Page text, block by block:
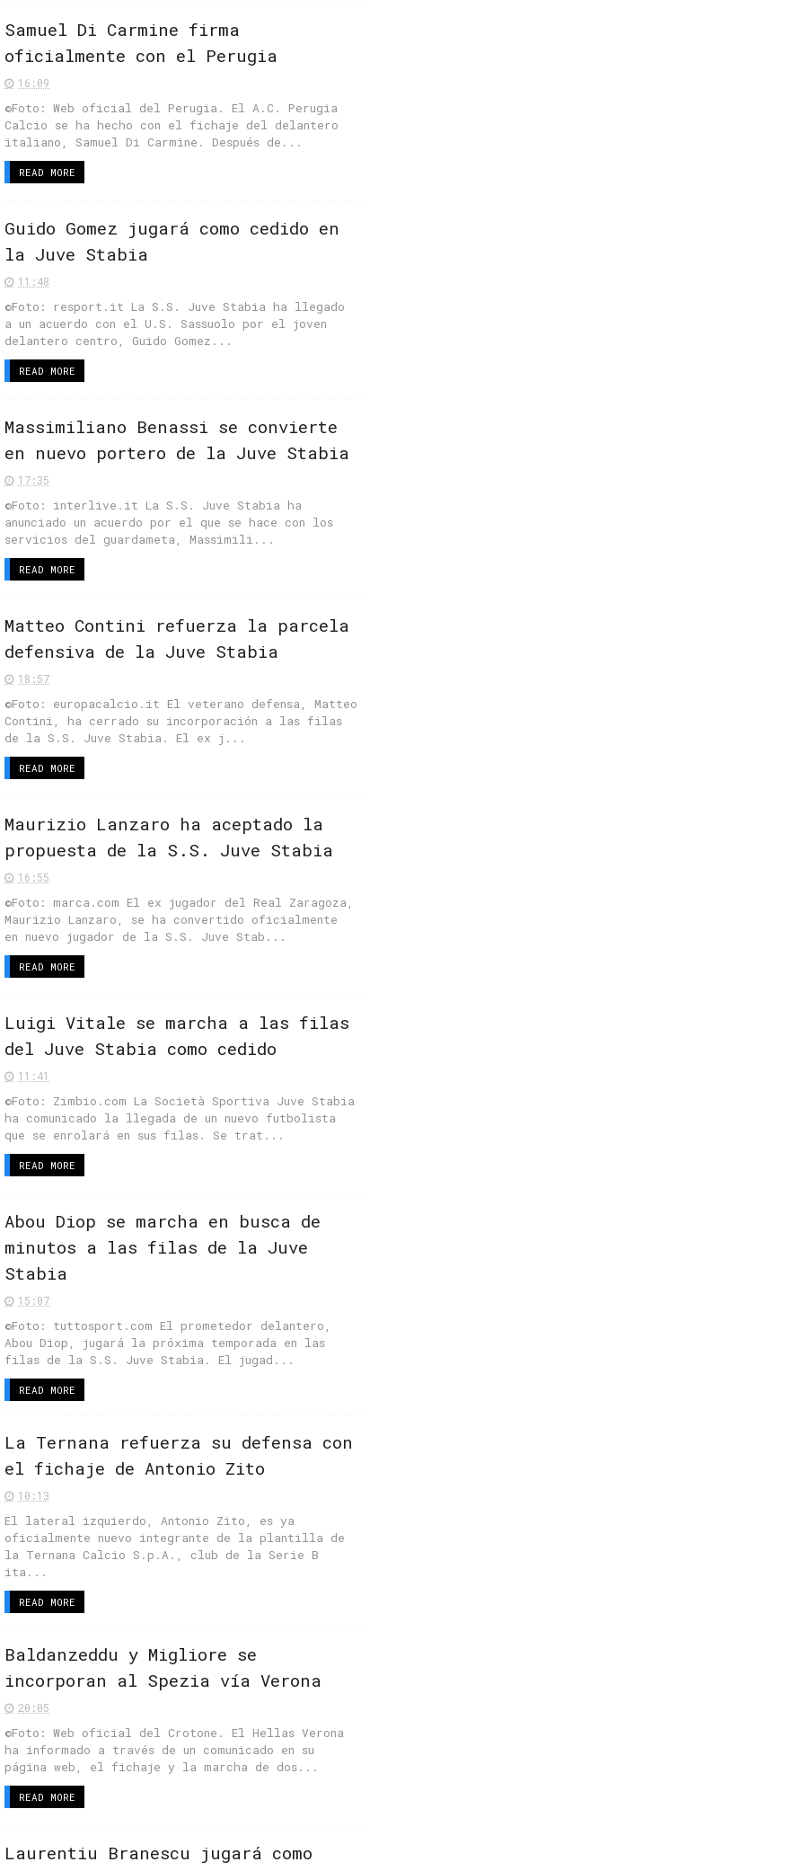
Samuel Di Carmine firma
oficialmente con el Perugia
16:09
©Foto: Web oficial del Perugia. El A.C. Perugia
Calcio se ha hecho con el fichaje del delantero
italiano, Samuel Di Carmine. Después de...
READ MORE
Guido Gomez jugará como cedido en
la Juve Stabia
11:48
©Foto: resport.it La S.S. Juve Stabia ha llegado
a un acuerdo con el U.S. Sassuolo por el joven
delantero centro, Guido Gomez...
READ MORE
Massimiliano Benassi se convierte
en nuevo portero de la Juve Stabia
17:35
©Foto: interlive.it La S.S. Juve Stabia ha
anunciado un acuerdo por el que se hace con los
servicios del guardameta, Massimili...
READ MORE
Matteo Contini refuerza la parcela
defensiva de la Juve Stabia
18:57
©Foto: europacalcio.it El veterano defensa, Matteo
Contini, ha cerrado su incorporación a las filas
de la S.S. Juve Stabia. El ex j...
READ MORE
Maurizio Lanzaro ha aceptado la
propuesta de la S.S. Juve Stabia
16:55
©Foto: marca.com El ex jugador del Real Zaragoza,
Maurizio Lanzaro, se ha convertido oficialmente
en nuevo jugador de la S.S. Juve Stab...
READ MORE
Luigi Vitale se marcha a las filas
del Juve Stabia como cedido
11:41
©Foto: Zimbio.com La Società Sportiva Juve Stabia
ha comunicado la llegada de un nuevo futbolista
que se enrolará en sus filas. Se trat...
READ MORE
Abou Diop se marcha en busca de
minutos a las filas de la Juve
Stabia
15:07
©Foto: tuttosport.com El prometedor delantero,
Abou Diop, jugará la próxima temporada en las
filas de la S.S. Juve Stabia. El jugad...
READ MORE
La Ternana refuerza su defensa con
el fichaje de Antonio Zito
10:13
El lateral izquierdo, Antonio Zito, es ya
oficialmente nuevo integrante de la plantilla de
la Ternana Calcio S.p.A., club de la Serie B
ita...
READ MORE
Baldanzeddu y Migliore se
incorporan al Spezia vía Verona
20:05
©Foto: Web oficial del Crotone. El Hellas Verona
ha informado a través de un comunicado en su
página web, el fichaje y la marcha de dos...
READ MORE
Laurentiu Branescu jugará como